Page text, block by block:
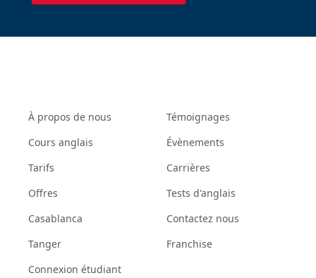
À propos de nous
Cours anglais
Tarifs
Offres
Casablanca
Tanger
Connexion étudiant
Témoignages
Évènements
Carrières
Tests d'anglais
Contactez nous
Franchise